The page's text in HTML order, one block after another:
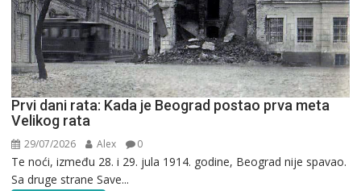
Prvi dani rata: Kada je Beograd postao prva meta
Velikog rata
29/07/2026 Alex 0
Te noći, između 28. i 29. jula 1914. godine, Beograd nije spavao.
Sa druge strane Save...